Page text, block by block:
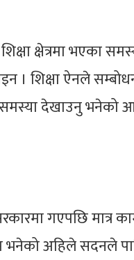
क्षेत्रमा भएका
। शिक्षा ऐनले
समस्या देखाउनु भनेको
गएपछि मात्र
काम भनेको अहिले सदनले